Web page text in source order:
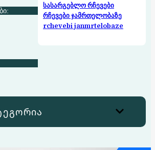
სასარგებლო რჩევები
რჩევები ჯამრთელობაზე
rchevebi janmrtelobaze